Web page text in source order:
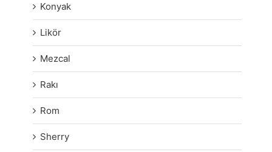
Konyak
Likör
Mezcal
Rakı
Rom
Sherry